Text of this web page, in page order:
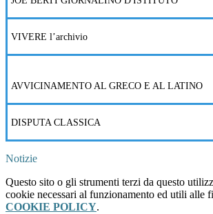
VIVERE l’archivio
AVVICINAMENTO AL GRECO E AL LATINO
DISPUTA CLASSICA
Notizie
Questo sito o gli strumenti terzi da questo
cookie necessari al funzionamento ed utili alle
COOKIE POLICY.